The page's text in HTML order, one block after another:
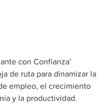
con Confianza’
de ruta para dinamizar la
empleo, el crecimiento
y la productividad.